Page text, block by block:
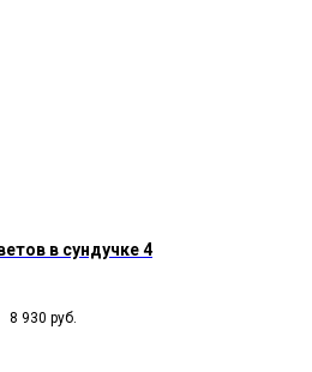
в сундучке 4
8 930 руб.